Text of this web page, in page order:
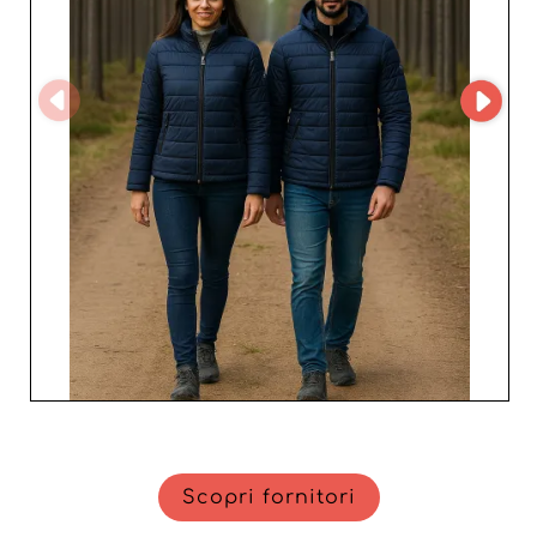
rivenditori di adattare le proprie collezioni ai gusti in
evoluzione dei consumatori, aumentando la
soddisfazione dei clienti.
Scopri fornitori